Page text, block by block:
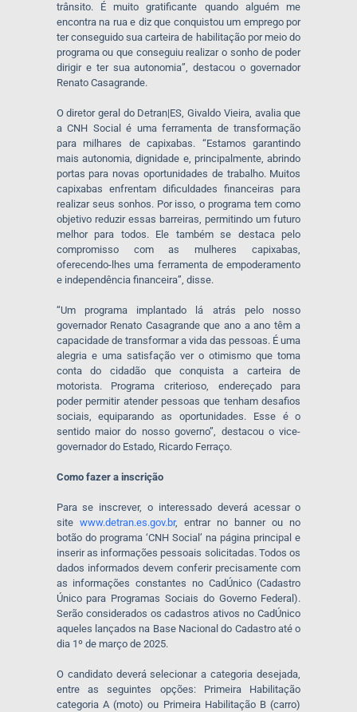
trânsito. É muito gratificante quando alguém me
encontra na rua e diz que conquistou um emprego por
ter conseguido sua carteira de habilitação por meio do
programa ou que conseguiu realizar o sonho de poder
dirigir e ter sua autonomia”, destacou o governador
Renato Casagrande.
O diretor geral do Detran|ES, Givaldo Vieira, avalia que
a CNH Social é uma ferramenta de transformação
para milhares de capixabas. “Estamos garantindo
mais autonomia, dignidade e, principalmente, abrindo
portas para novas oportunidades de trabalho. Muitos
capixabas enfrentam dificuldades financeiras para
realizar seus sonhos. Por isso, o programa tem como
objetivo reduzir essas barreiras, permitindo um futuro
melhor para todos. Ele também se destaca pelo
compromisso com as mulheres capixabas,
oferecendo-lhes uma ferramenta de empoderamento
e independência financeira”, disse.
“Um programa implantado lá atrás pelo nosso
governador Renato Casagrande que ano a ano têm a
capacidade de transformar a vida das pessoas. É uma
alegria e uma satisfação ver o otimismo que toma
conta do cidadão que conquista a carteira de
motorista. Programa criterioso, endereçado para
poder permitir atender pessoas que tenham desafios
sociais, equiparando as oportunidades. Esse é o
sentido maior do nosso governo”, destacou o vice-
governador do Estado, Ricardo Ferraço.
Como fazer a inscrição
Para se inscrever, o interessado deverá acessar o
site www.detran.es.gov.br, entrar no banner ou no
botão do programa ‘CNH Social’ na página principal e
inserir as informações pessoais solicitadas. Todos os
dados informados devem conferir precisamente com
as informações constantes no CadÚnico (Cadastro
Único para Programas Sociais do Governo Federal).
Serão considerados os cadastros ativos no CadÚnico
aqueles lançados na Base Nacional do Cadastro até o
dia 1º de março de 2025.
O candidato deverá selecionar a categoria desejada,
entre as seguintes opções: Primeira Habilitação
categoria A (moto) ou Primeira Habilitação B (carro)